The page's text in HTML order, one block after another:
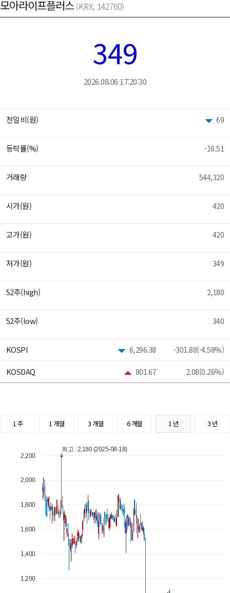
모아라이프플러스(KRX, 142760)
349
2026.08.06 17:20:30
전일비(원) 69
등락률(%) -16.51
거래량 544,320
시가(원) 420
고가(원) 420
저가(원) 349
52주(high) 2,180
52주(low) 340
KOSPI 6,296.38 -301.88(-4.58%)
KOSDAQ 801.67 2.08(0.26%)
1 주 1 개월 3 개월 6 개월 1 년 3 년